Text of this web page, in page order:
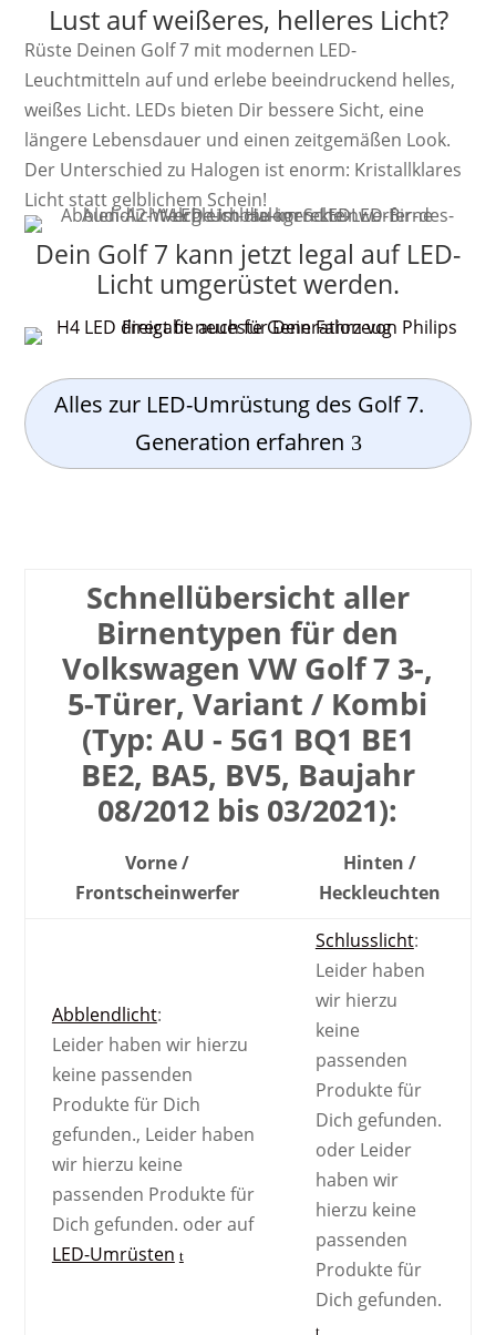
Lust auf weißeres, helleres Licht?
Rüste Deinen Golf 7 mit modernen LED-
Leuchtmitteln auf und erlebe beeindruckend helles,
weißes Licht. LEDs bieten Dir bessere Sicht, eine
längere Lebensdauer und einen zeitgemäßen Look.
Der Unterschied zu Halogen ist enorm: Kristallklares
Licht statt gelblichem Schein!
Dein Golf 7 kann jetzt legal auf LED-
Licht umgerüstet werden.
Alles zur LED-Umrüstung des Golf 7.
Generation erfahren
Schnell­übersicht aller
Birnen­typen für den
Volkswagen VW Golf 7 3-,
5-Türer, Variant / Kombi
(Typ: AU - 5G1 BQ1 BE1
BE2, BA5, BV5, Baujahr
08/2012 bis 03/2021):
Vorne /
Front­scheinwerfer
Hinten /
Heck­leuchten
Abblendlicht:
Leider haben wir hierzu
keine passenden
Produkte für Dich
gefunden., Leider haben
wir hierzu keine
passenden Produkte für
Dich gefunden. oder auf
LED-Umrüsten
Schlusslicht:
Leider haben
wir hierzu
keine
passenden
Produkte für
Dich gefunden.
oder Leider
haben wir
hierzu keine
passenden
Produkte für
Dich gefunden.